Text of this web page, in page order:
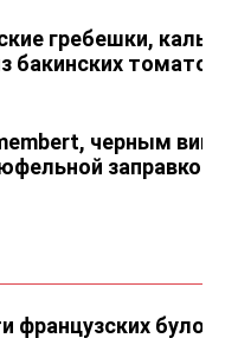
гребешки,
бакинских томатов
черным
заправкой
французских